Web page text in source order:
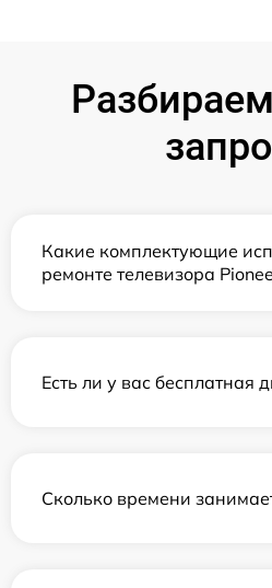
Какие комплектующие
ремонте телевизора
Есть ли у вас бесплатная
Сколько времени